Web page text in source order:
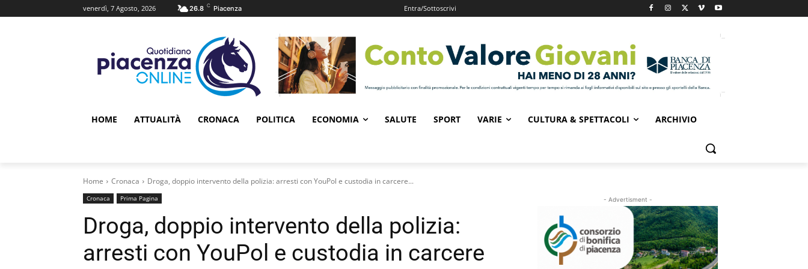
venerdì, 7 Agosto, 2026 26.8 C Piacenza Entra/Sottoscrivi
HOME ATTUALITÀ CRONACA POLITICA ECONOMIA SALUTE SPORT VARIE CULTURA & SPETTACOLI ARCHIVIO
Home Cronaca Droga, doppio intervento della polizia: arresti con YouPol e custodia in carcere...
Cronaca Prima Pagina
Droga, doppio intervento della polizia:
arresti con YouPol e custodia in carcere
- Advertisment -